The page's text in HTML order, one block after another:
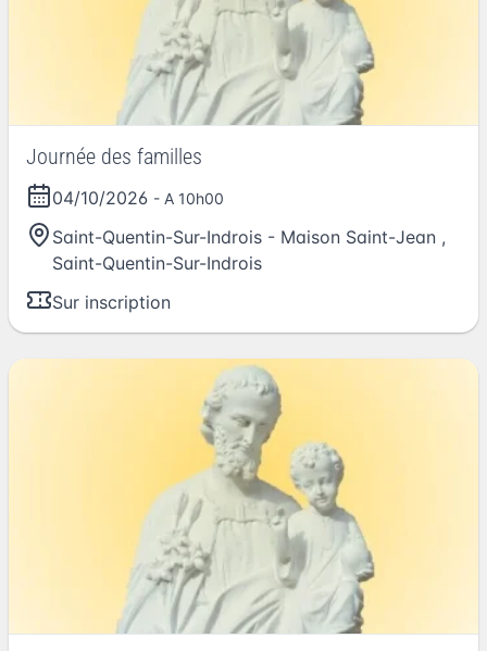
Journée des familles
04/10/2026 - A 10h00
Saint-Quentin-Sur-Indrois - Maison Saint-Jean ,
Saint-Quentin-Sur-Indrois
Sur inscription